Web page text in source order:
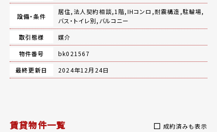
設備・条件
居住,法人契約相談,1階,IHコンロ,耐震構造,駐輪場,
バス・トイレ別,バルコニー
取引態様
媒介
物件番号
bk021567
最終更新日
2024年12月24日
賃貸物件一覧 成約済みも表示